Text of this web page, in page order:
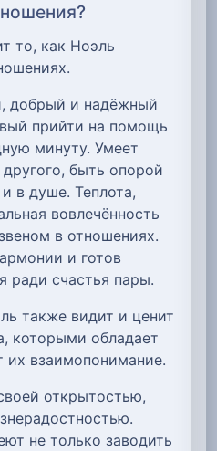
то, как Ноэль
добрый и надёжный
прийти на помощь
минуту. Умеет
быть опорой
в душе. Теплота,
вовлечённость
в отношениях.
и готов
ради счастья пары.
также видит и ценит
которыми обладает
их взаимопонимание.
открытостью,
не только заводить